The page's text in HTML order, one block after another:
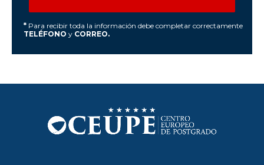
* Para recibir toda la información debe completar correctamente
TELÉFONO y CORREO.